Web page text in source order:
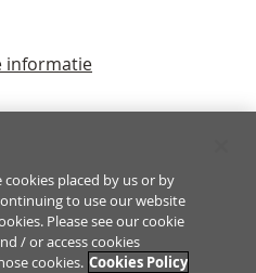
informatie
placed by us or by
to use our website
Please see our cookie
/ or access cookies
cookies. Cookies Policy